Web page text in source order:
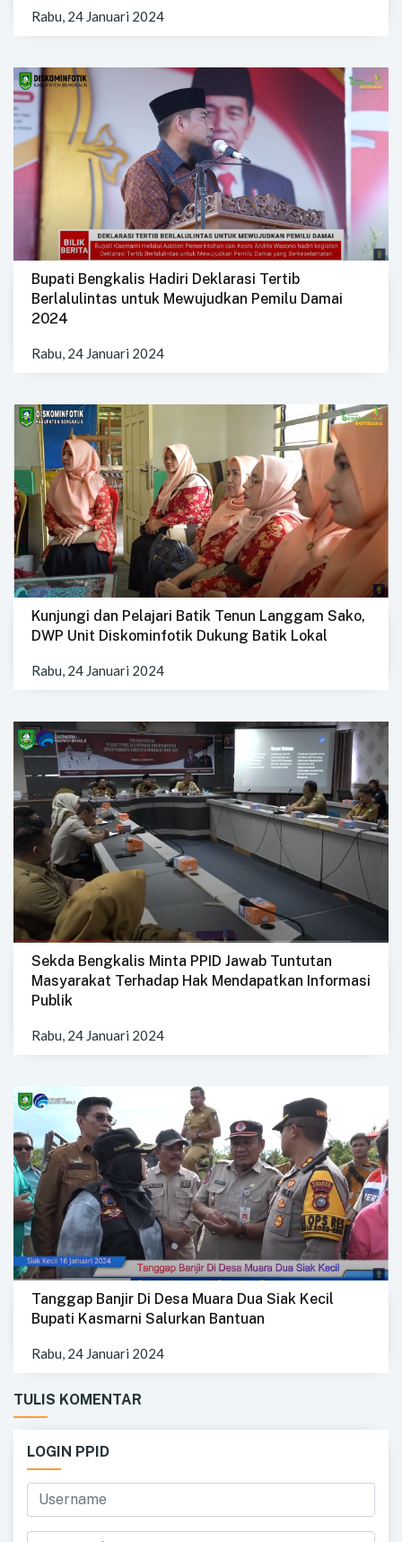
Rabu, 24 Januari 2024
Bupati Bengkalis Hadiri Deklarasi Tertib
Berlalulintas untuk Mewujudkan Pemilu Damai
2024
Rabu, 24 Januari 2024
Kunjungi dan Pelajari Batik Tenun Langgam Sako,
DWP Unit Diskominfotik Dukung Batik Lokal
Rabu, 24 Januari 2024
Sekda Bengkalis Minta PPID Jawab Tuntutan
Masyarakat Terhadap Hak Mendapatkan Informasi
Publik
Rabu, 24 Januari 2024
Tanggap Banjir Di Desa Muara Dua Siak Kecil
Bupati Kasmarni Salurkan Bantuan
Rabu, 24 Januari 2024
TULIS KOMENTAR
LOGIN PPID